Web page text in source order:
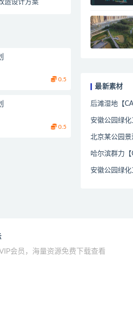
造设计方案
0.5
0.5
最新素材
后滩湿地【
安徽公园绿化
北京某公园景
哈尔滨群力【
安徽公园绿化
会员，海量资源免费下载查看